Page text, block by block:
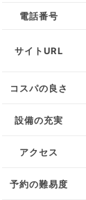
電話番号
サイトURL
コスパの良さ
設備の充実
アクセス
予約の難易度